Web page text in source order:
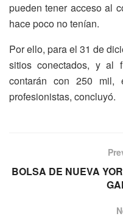
pueden tener acceso al
hace poco no tenían.
Por ello, para el 31 de
sitios conectados, y al
contarán con 250 mil,
profesionistas, concluyó.
BOLSA DE NUEVA